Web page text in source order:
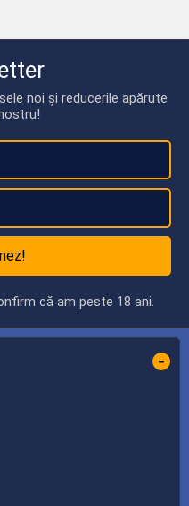
noi și reducerile apărute
că am peste 18 ani.
-